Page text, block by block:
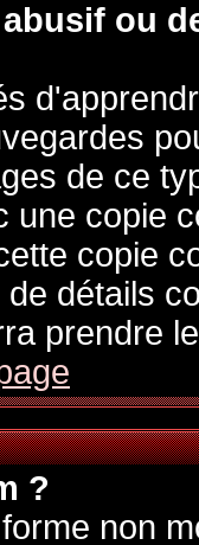
ou
de ce
une copie
copie
détails
prendre
?
non